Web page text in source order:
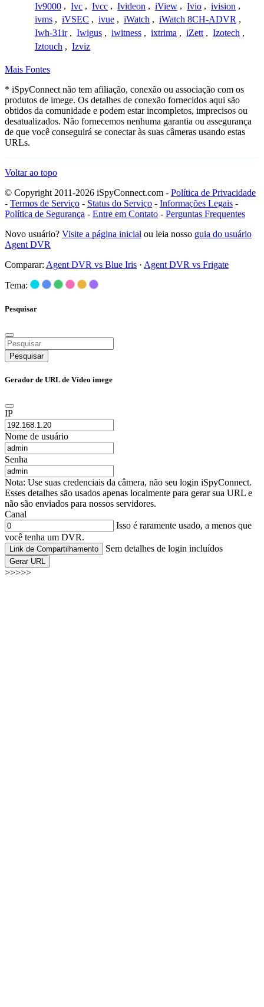
Iv9000 , Ivc , Ivcc , Ivideon , iView , Ivio , ivision ,
ivms , iVSEC , ivue , iWatch , iWatch 8CH-ADVR ,
Iwh-31ir , Iwigus , iwitness , ixtrima , iZett , Izotech ,
Iztouch , Izviz
Mais Fontes
* iSpyConnect não tem afiliação, conexão ou associação com os
produtos de imege. Os detalhes de conexão fornecidos aqui são
obtidos da comunidade e podem estar incompletos, imprecisos ou
desatualizados. Não fornecemos nenhuma garantia ou assegurança
de que você conseguirá se conectar às suas câmeras usando estas
URLs.
Voltar ao topo
© Copyright 2011-2026 iSpyConnect.com - Política de Privacidade
- Termos de Serviço - Status do Serviço - Informações Legais -
Política de Segurança - Entre em Contato - Perguntas Frequentes
Novo usuário? Visite a página inicial ou leia nosso guia do usuário
Agent DVR
Comparar: Agent DVR vs Blue Iris · Agent DVR vs Frigate
Tema:
Pesquisar
Pesquisar
Gerador de URL de Vídeo imege
IP
Nome de usuário
Senha
Nota: Use suas credenciais da câmera, não seu login iSpyConnect.
Esses detalhes são usados apenas localmente para gerar sua URL e
não são enviados para nossos servidores.
Canal
Isso é raramente usado, a menos que
você tenha um DVR.
Link de Compartilhamento Sem detalhes de login incluídos
Gerar URL
>>>>>